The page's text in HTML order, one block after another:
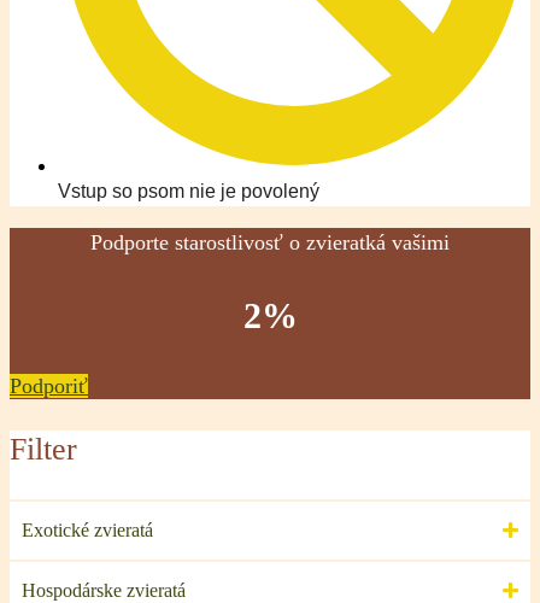
Vstup so psom nie je povolený
Podporte starostlivosť o zvieratká vašimi
2%
Podporiť
Filter
Exotické zvieratá
Hospodárske zvieratá